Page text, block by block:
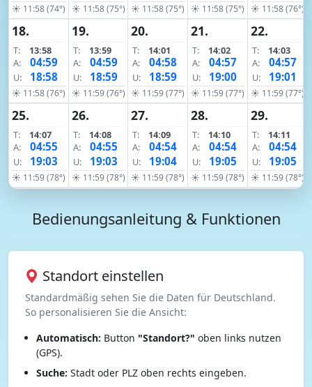
☀ 11:58 (74°) ☀ 11:58 (75°) ☀ 11:58 (75°) ☀ 11:58 (75°) ☀ 11:58 (76°)
18.
T:
13:58
A:
04:59
U: 18:58
☀ 11:58 (76°)
19.
T:
13:59
A:
04:59
U: 18:59
☀ 11:59 (76°)
20.
T:
14:01
A:
04:58
U: 18:59
☀ 11:59 (77°)
21.
T:
14:02
A:
04:57
U: 19:00
☀ 11:59 (77°)
22.
T:
14:03
A:
04:57
U: 19:01
☀ 11:59 (77°)
25.
T:
14:07
A:
04:55
U: 19:03
☀ 11:59 (78°)
26.
T:
14:08
A:
04:55
U: 19:03
☀ 11:59 (78°)
27.
T:
14:09
A:
04:54
U: 19:04
☀ 11:59 (78°)
28.
T:
14:10
A:
04:54
U: 19:05
☀ 11:59 (78°)
29.
T:
14:11
A:
04:54
U: 19:05
☀ 11:59 (78°)
Bedienungsanleitung & Funktionen
Standort einstellen
Standardmäßig sehen Sie die Daten für Deutschland.
So personalisieren Sie die Ansicht:
Automatisch: Button "Standort?" oben links nutzen
(GPS).
Suche: Stadt oder PLZ oben rechts eingeben.